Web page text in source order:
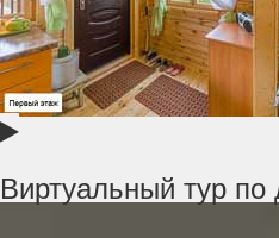
Виртуальный тур